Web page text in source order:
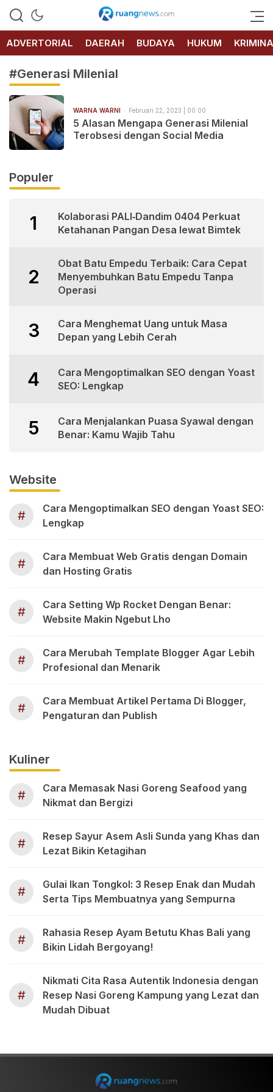
RUANG
NEWS
ADVERTORIAL
DAERAH BUDAYA HUKUM
#Generasi Milenial
WARNA WARNI Februari 22, 2023 | 00:00
5 Alasan Mengapa Generasi Milenial
Terobsesi dengan Social Media
Populer
1
Kolaborasi PALI‑Dandim 0404 Perkuat
Ketahanan Pangan Desa lewat Bimtek
2
Obat Batu Empedu Terbaik: Cara Cepat
Menyembuhkan Batu Empedu Tanpa
Operasi
3
Cara Menghemat Uang untuk Masa
Depan yang Lebih Cerah
4
Cara Mengoptimalkan SEO dengan Yoast
SEO: Lengkap
5
Cara Menjalankan Puasa Syawal dengan
Benar: Kamu Wajib Tahu
Website
#
Cara Mengoptimalkan SEO dengan Yoast SEO:
Lengkap
#
Cara Membuat Web Gratis dengan Domain
dan Hosting Gratis
#
Cara Setting Wp Rocket Dengan Benar:
Website Makin Ngebut Lho
#
Cara Merubah Template Blogger Agar Lebih
Profesional dan Menarik
#
Cara Membuat Artikel Pertama Di Blogger,
Pengaturan dan Publish
Kuliner
#
Cara Memasak Nasi Goreng Seafood yang
Nikmat dan Bergizi
#
Resep Sayur Asem Asli Sunda yang Khas dan
Lezat Bikin Ketagihan
#
Gulai Ikan Tongkol: 3 Resep Enak dan Mudah
Serta Tips Membuatnya yang Sempurna
#
Rahasia Resep Ayam Betutu Khas Bali yang
Bikin Lidah Bergoyang!
#
Nikmati Cita Rasa Autentik Indonesia dengan
Resep Nasi Goreng Kampung yang Lezat dan
Mudah Dibuat